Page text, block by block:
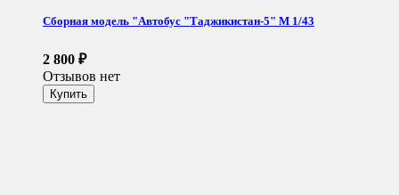
Сборная модель "Автобус "Таджикистан-5" М 1/43
2 800 ₽
Отзывов нет